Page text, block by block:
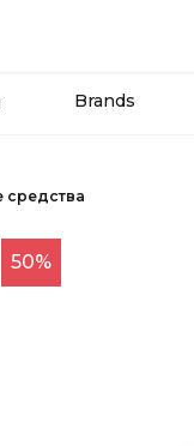
Brands
средства
50%